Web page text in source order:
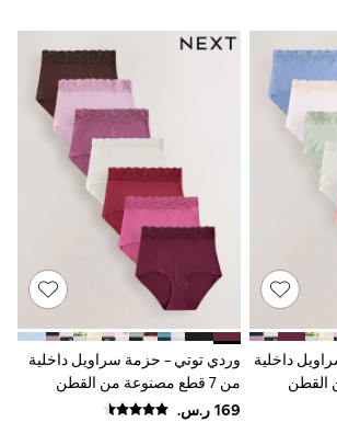
Boys'
Boys'
Sets
Linen
Tops
Sun
Baby
Baby Summer
داخلية
القطن
وردي توتي - حزمة سراويل داخلية
من 7 قطع مصنوعة من القطن
والدانتيل